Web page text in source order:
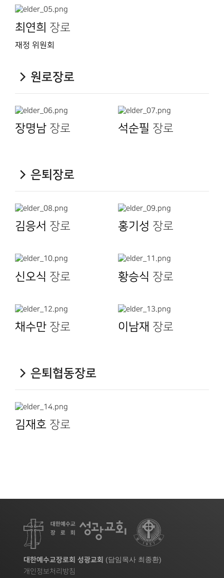
최연희 장로
재정 위원회
원로장로
장명남 장로 석순필 장로
은퇴장로
김응서 장로 홍기성 장로
신오식 장로 황승식 장로
채수만 장로 이남재 장로
은퇴협동장로
김재호 장로
대한예수교장로회 성광교회 (담임목사 최종환)
개인정보처리방침